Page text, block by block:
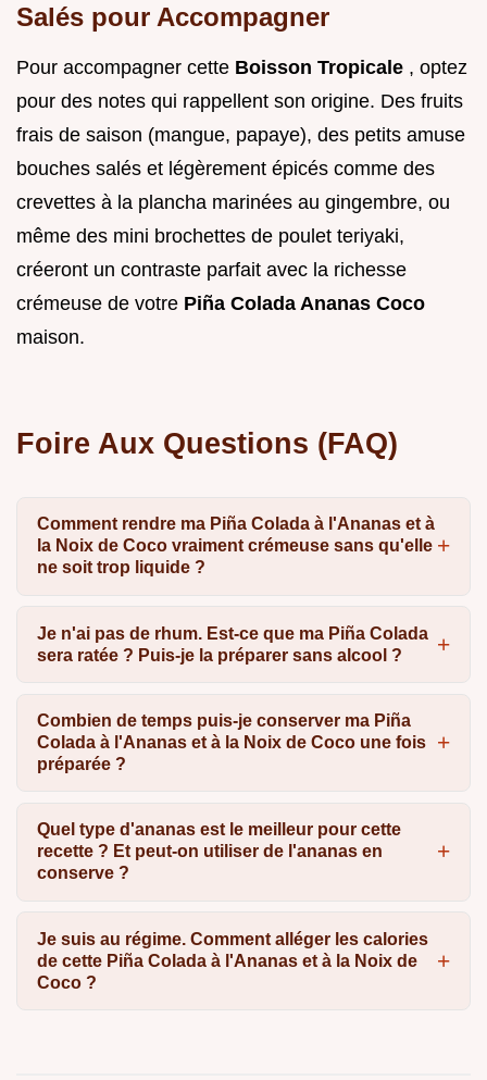
Salés pour Accompagner
Pour accompagner cette Boisson Tropicale , optez
pour des notes qui rappellent son origine. Des fruits
frais de saison (mangue, papaye), des petits amuse
bouches salés et légèrement épicés comme des
crevettes à la plancha marinées au gingembre, ou
même des mini brochettes de poulet teriyaki,
créeront un contraste parfait avec la richesse
crémeuse de votre Piña Colada Ananas Coco
maison.
Foire Aux Questions (FAQ)
Comment rendre ma Piña Colada à l'Ananas et à
la Noix de Coco vraiment crémeuse sans qu'elle
ne soit trop liquide ?
Je n'ai pas de rhum. Est-ce que ma Piña Colada
sera ratée ? Puis-je la préparer sans alcool ?
Combien de temps puis-je conserver ma Piña
Colada à l'Ananas et à la Noix de Coco une fois
préparée ?
Quel type d'ananas est le meilleur pour cette
recette ? Et peut-on utiliser de l'ananas en
conserve ?
Je suis au régime. Comment alléger les calories
de cette Piña Colada à l'Ananas et à la Noix de
Coco ?